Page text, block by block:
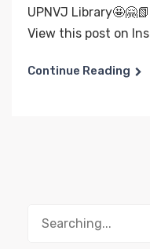
UPNVJ
View this post on
Continue Reading